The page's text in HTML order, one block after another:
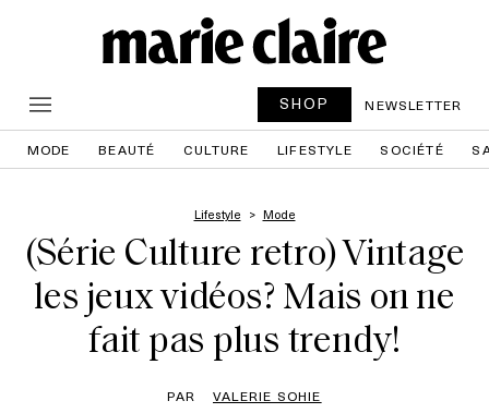
SHOP NEWSLETTER
MODE BEAUTÉ CULTURE LIFESTYLE SOCIÉTÉ
Lifestyle Mode
(Série Culture retro) Vintage
les jeux vidéos? Mais on ne
fait pas plus trendy!
PAR
VALERIE SOHIE